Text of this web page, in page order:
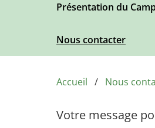
Présentation du
Nous contacter
Accueil Nous
Votre message